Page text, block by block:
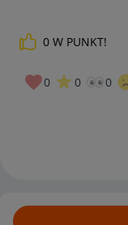
0 W PUNKT!
0 0 0